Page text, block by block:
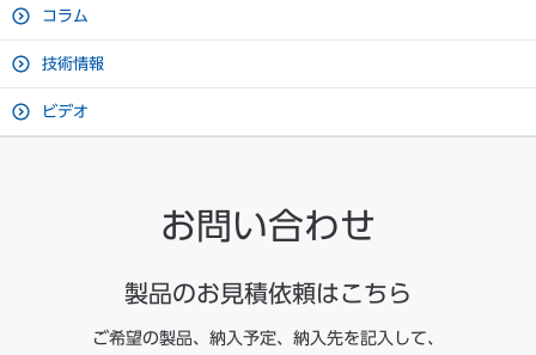
コラム
技術情報
ビデオ
お問い合わせ
製品のお見積依頼はこちら
ご希望の製品、納入予定、納入先を記入して、